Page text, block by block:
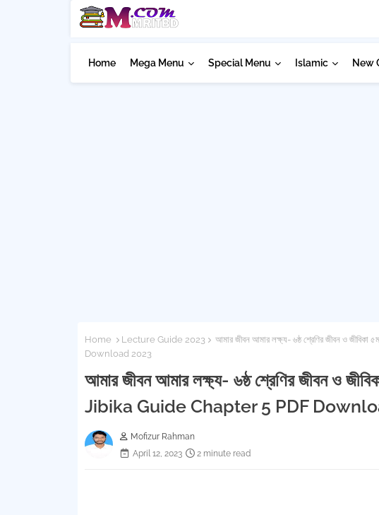
Home Mega Menu Special Menu Islamic New
Home Lecture Guide 2023
আমার জীবন আমার লক্ষ্য- ৬ষ্ঠ শ্রেণির জীবন ও
Download 2023
আমার জীবন আমার লক্ষ্য- ৬ষ্ঠ শ্রেণির জীবন ও
Jibika Guide Chapter 5 PDF
Mofizur Rahman
April 12, 2023
2 minute read